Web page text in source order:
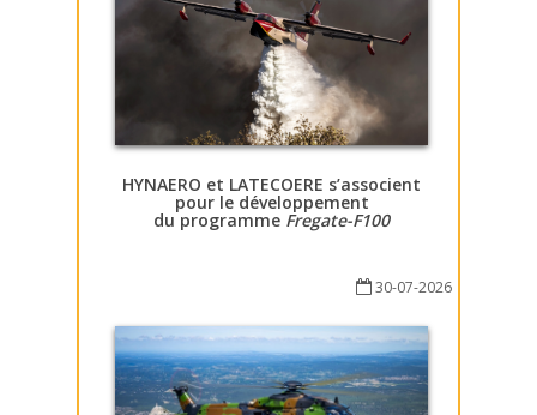
HYNAERO et LATECOERE s’associent
pour le développement
du programme Fregate-F100
30-07-2026